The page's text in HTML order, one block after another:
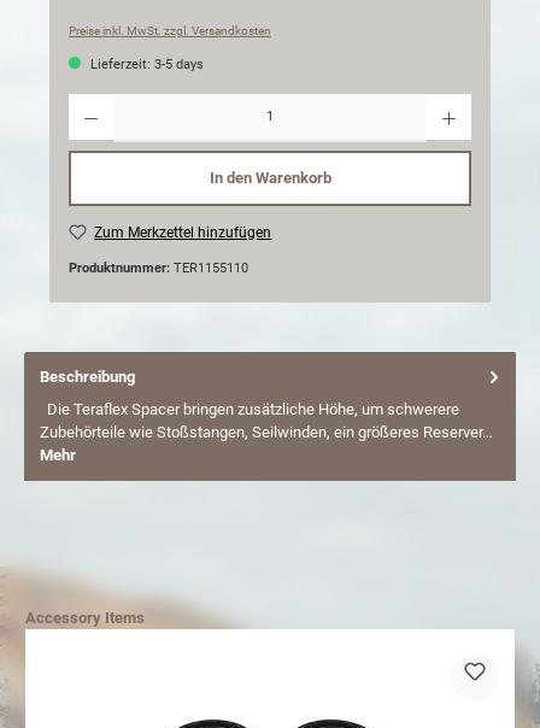
Preise inkl. MwSt. zzgl. Versandkosten
Lieferzeit: 3-5 days
In den Warenkorb
Zum Merkzettel hinzufügen
Produktnummer: TER1155110
Beschreibung
Die Teraflex Spacer bringen zusätzliche Höhe, um schwerere
Zubehörteile wie Stoßstangen, Seilwinden, ein größeres Reserver…
Mehr
Accessory Items